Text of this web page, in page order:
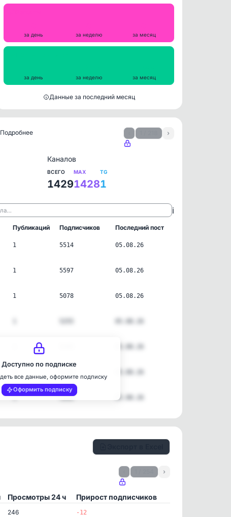
за день за неделю за месяц
за день за неделю за месяц
Данные за последний месяц
Подробнее ›
Каналов
ВСЕГО
1429
MAX
1428
TG
1
ℹ️
Публикаций Подписчиков
Последний пост
1 5514 05.08.26
1 5597 05.08.26
1 5078 05.08.26
1 5866 05.08.26
Доступно по подписке
все данные, оформите подписку
Оформить подписку
›
Просмотры 24 ч Прирост подписчиков
246 -12